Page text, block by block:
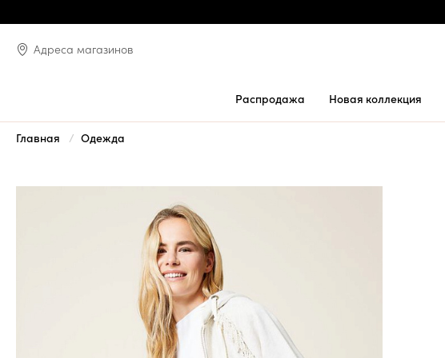
Адреса магазинов
Распродажа Новая коллекция
Главная Одежда